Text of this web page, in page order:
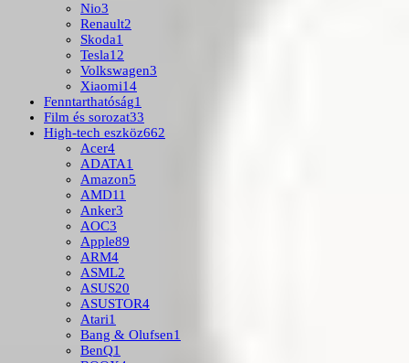
Nio3
Renault2
Skoda1
Tesla12
Volkswagen3
Xiaomi14
Fenntarthatóság1
Film és sorozat33
High-tech eszköz662
Acer4
ADATA1
Amazon5
AMD11
Anker3
AOC3
Apple89
ARM4
ASML2
ASUS20
ASUSTOR4
Atari1
Bang & Olufsen1
BenQ1